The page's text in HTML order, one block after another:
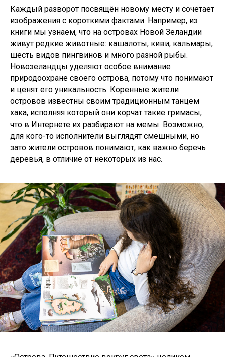
Каждый разворот посвящён новому месту и сочетает
изображения с короткими фактами. Например, из
книги мы узнаем, что на островах Новой Зеландии
живут редкие животные: кашалоты, киви, кальмары,
шесть видов пингвинов и много разной рыбы.
Новозеландцы уделяют особое внимание
природоохране своего острова, потому что понимают
и ценят его уникальность. Коренные жители
островов известны своим традиционным танцем
хака, исполняя который они корчат такие гримасы,
что в Интернете их разбирают на мемы. Возможно,
для кого-то исполнители выглядят смешными, но
зато жители островов понимают, как важно беречь
деревья, в отличие от некоторых из нас.